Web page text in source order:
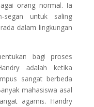
orang normal. Ia
segan untuk saling
dalam lingkungan
bagi proses
adalah ketika
sangat berbeda
mahasiswa asal
agamis. Handry